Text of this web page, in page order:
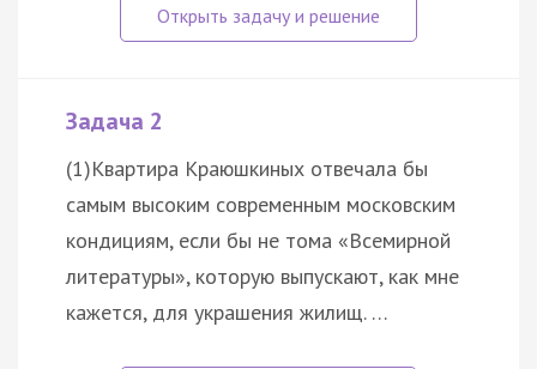
Задача 2
(1)Квартира Краюшкиных отвечала бы
самым высоким современным московским
кондициям, если бы не тома «Всемирной
литературы», которую выпускают, как мне
кажется, для украшения жилищ. …